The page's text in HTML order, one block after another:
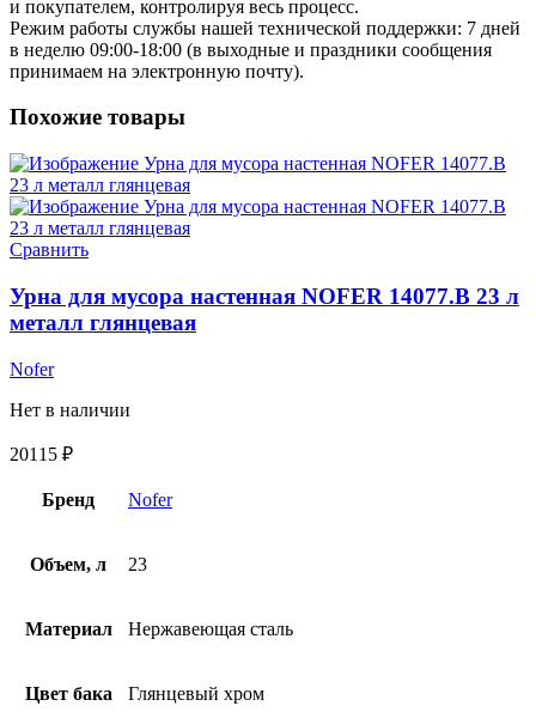
и покупателем, контролируя весь процесс.
Режим работы службы нашей технической поддержки: 7 дней
в неделю 09:00-18:00 (в выходные и праздники сообщения
принимаем на электронную почту).
Похожие товары
Сравнить
Урна для мусора настенная NOFER 14077.B 23 л
металл глянцевая
Nofer
Нет в наличии
20115 ₽
Бренд Nofer
Объем, л 23
Материал Нержавеющая сталь
Цвет бака Глянцевый хром